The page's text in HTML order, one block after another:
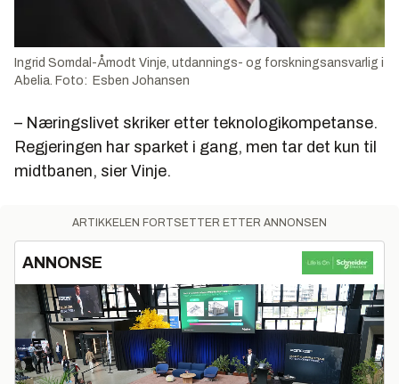
Ingrid Somdal-Åmodt Vinje, utdannings- og forskningsansvarlig i
Abelia. Foto: Esben Johansen
– Næringslivet skriker etter teknologikompetanse.
Regjeringen har sparket i gang, men tar det kun til
midtbanen, sier Vinje.
ARTIKKELEN FORTSETTER ETTER ANNONSEN
ANNONSE